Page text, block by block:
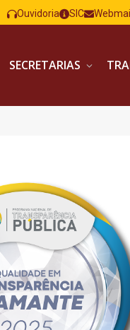
Ouvidoria SIC Webmail
SECRETARIAS